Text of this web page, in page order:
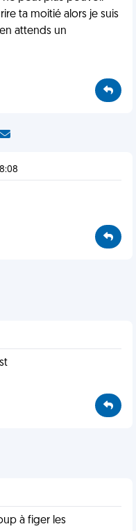
ta moitié alors je suis
attends un
à figer les